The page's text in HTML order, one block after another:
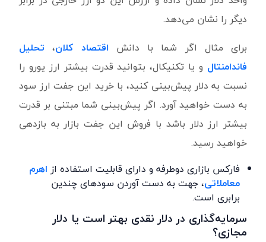
دیگر را نشان می‌دهد.
برای مثال اگر شما با دانش اقتصاد کلان، تحلیل
فاندامنتال و یا تکنیکال، بتوانید قدرت بیشتر ارز یورو را
نسبت به دلار پیش‌بینی کنید، با خرید این جفت ارز سود
به دست خواهید آورد. اگر پیش‌بینی شما مبتنی بر قدرت
بیشتر ارز دلار باشد با فروش این جفت بازار به بازدهی
خواهید رسید.
فارکس بازاری دوطرفه و دارای قابلیت استفاده از اهرم
معاملاتی، جهت به دست آوردن سودهای چندین
برابری است.
سرمایه‌گذاری در دلار نقدی بهتر است یا دلار
مجازی؟